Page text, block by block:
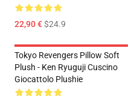
22,90 €$24.9
Tokyo Revengers Pillow Soft
Plush - Ken Ryuguji Cuscino
Giocattolo Plushie